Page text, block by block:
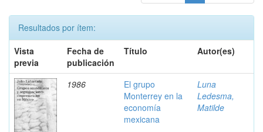
Resultados por ítem:
Vista
previa
Fecha de
publicación
Título Autor(es)
1986
El grupo
Monterrey en la
economía
mexicana
Luna
Ledesma,
Matilde